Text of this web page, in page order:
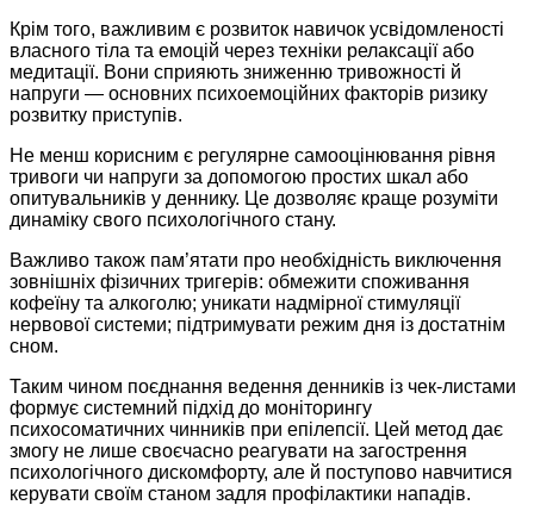
Крім того, важливим є розвиток навичок усвідомленості
власного тіла та емоцій через техніки релаксації або
медитації. Вони сприяють зниженню тривожності й
напруги — основних психоемоційних факторів ризику
розвитку приступів.
Не менш корисним є регулярне самооцінювання рівня
тривоги чи напруги за допомогою простих шкал або
опитувальників у деннику. Це дозволяє краще розуміти
динаміку свого психологічного стану.
Важливо також пам’ятати про необхідність виключення
зовнішніх фізичних тригерів: обмежити споживання
кофеїну та алкоголю; уникати надмірної стимуляції
нервової системи; підтримувати режим дня із достатнім
сном.
Таким чином поєднання ведення денників із чек-листами
формує системний підхід до моніторингу
психосоматичних чинників при епілепсії. Цей метод дає
змогу не лише своєчасно реагувати на загострення
психологічного дискомфорту, але й поступово навчитися
керувати своїм станом задля профілактики нападів.